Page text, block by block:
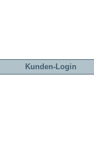
Kunden-Login